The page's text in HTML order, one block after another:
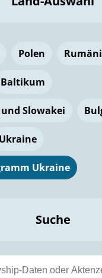
Polen
Baltikum
Slowakei
Ukraine
Ukraine
Suche